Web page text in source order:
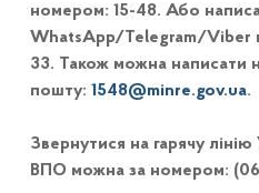
номером: 15-48. Або
WhatsApp/Telegram/Viber
33. Також можна написати
пошту: 1548@minre.gov.ua.
Звернутися на гарячу
ВПО можна за номером: